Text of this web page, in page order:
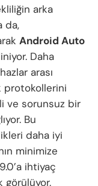
arka
da,
Android Auto
Daha
arası
protokollerini
ve sorunsuz bir
Bu
daha iyi
minimize
ihtiyaç
görülüyor.